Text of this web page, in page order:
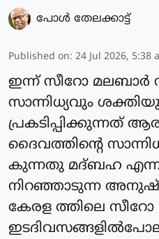
പോള്‍ തേലക്കാട്ട്‌
Published on: 24 Jul 2026, 5:38
ഇന്ന് സീറോ മലബാർ
സാന്നിധ്യവും
പ്രകടിപ്പിക്കുന്നത്
ദൈവത്തിന്റെ
കുന്നതു മദ്ബഹ എന്ന
നിറഞ്ഞാടുന്ന
കേരള ത്തിലെ